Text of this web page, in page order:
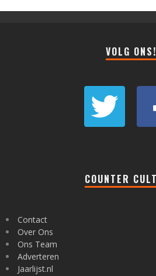
VOLG ONS!
COUNTER
Contact
Over Ons
Ons Team
Adverteren
Jaarlijst.nl